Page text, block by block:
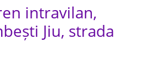
intravilan,
Jiu, strada